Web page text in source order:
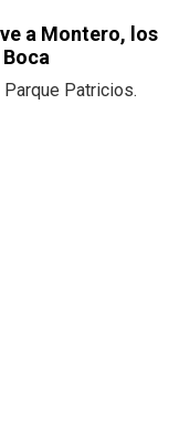
a Montero, los
Patricios.